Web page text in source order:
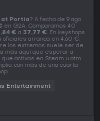
at Portia? A fecha de 9 ago
en G2A. Comparamos 40
€ a 37,77 €. En keyshops
oficiales arranca en 4,60 €.
los extremos suele ser de
más aquí que esperar a
que activas en Steam u otro
con más de una cuarta
Entertainment